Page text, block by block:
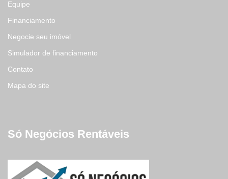
Equipe
Financiamento
Negocie seu imóvel
Simulador de financiamento
Contato
Mapa do site
Só Negócios Rentáveis